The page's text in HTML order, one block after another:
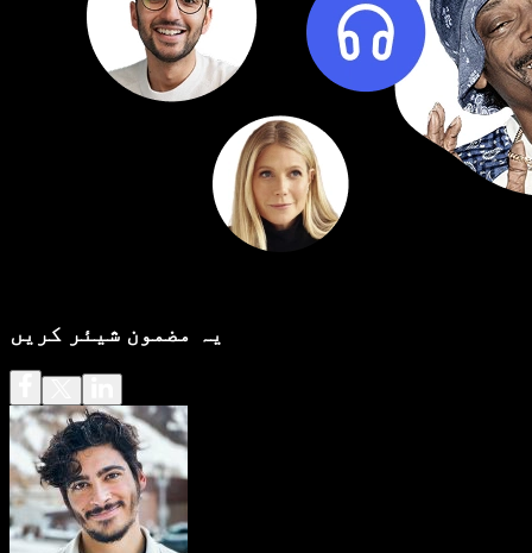
یہ مضمون شیئر کریں